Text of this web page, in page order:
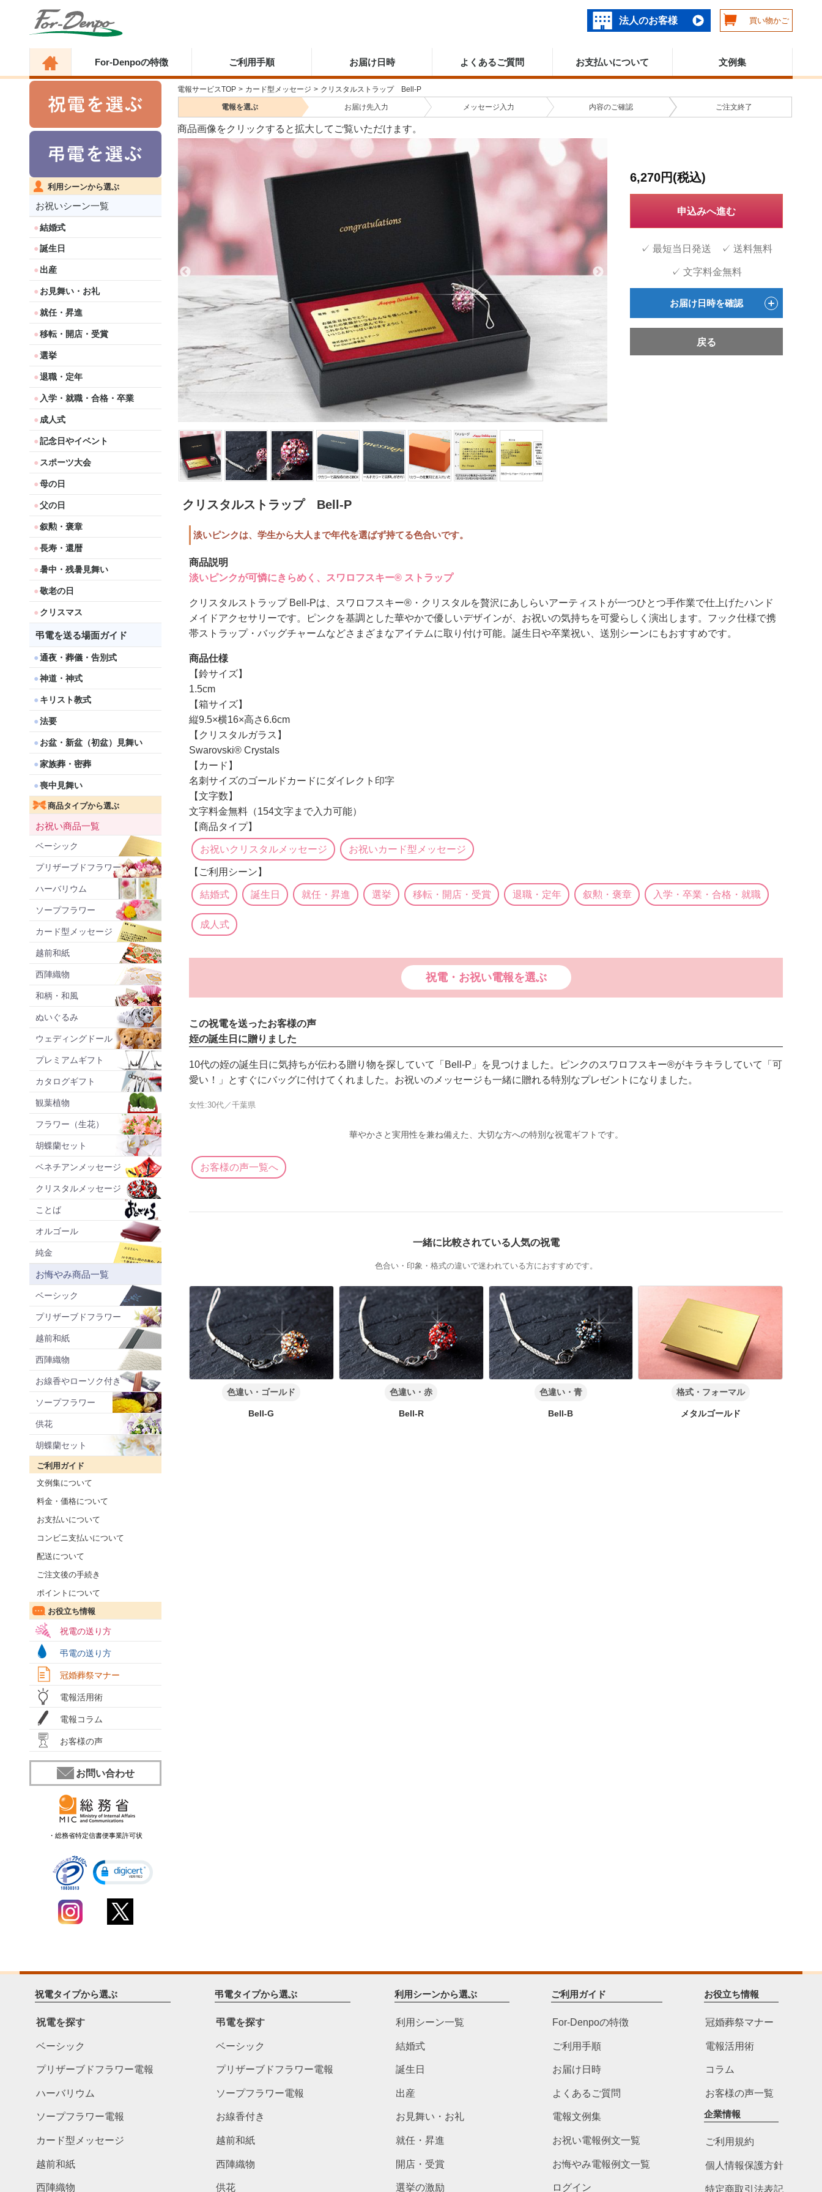
法人のお客様 買い物かご
For-Denpoの特徴 ご利用手順 お届け日時 よくあるご質問 お支払いについて 文例集
利用シーンから選ぶ
お祝いシーン一覧
結婚式
誕生日
出産
お見舞い・お礼
就任・昇進
移転・開店・受賞
選挙
退職・定年
入学・就職・合格・卒業
成人式
記念日やイベント
スポーツ大会
母の日
父の日
叙勲・褒章
長寿・還暦
暑中・残暑見舞い
敬老の日
クリスマス
弔電を送る場面ガイド
通夜・葬儀・告別式
神道・神式
キリスト教式
法要
お盆・新盆（初盆）見舞い
家族葬・密葬
喪中見舞い
商品タイプから選ぶ
お祝い商品一覧
ベーシック
プリザーブドフラワー
ハーバリウム
ソープフラワー
カード型メッセージ
越前和紙
西陣織物
和柄・和風
ぬいぐるみ
ウェディングドール
プレミアムギフト
カタログギフト
観葉植物
フラワー（生花）
胡蝶蘭セット
ベネチアンメッセージ
クリスタルメッセージ
ことば
オルゴール
純金
お悔やみ商品一覧
ベーシック
プリザーブドフラワー
越前和紙
西陣織物
お線香やローソク付き
ソープフラワー
供花
胡蝶蘭セット
ご利用ガイド
文例集について
料金・価格について
お支払いについて
コンビニ支払いについて
配送について
ご注文後の手続き
ポイントについて
お役立ち情報
祝電の送り方
弔電の送り方
冠婚葬祭マナー
電報活用術
電報コラム
お客様の声
お問い合わせ
・総務省特定信書便事業許可状
電報サービスTOP > カード型メッセージ > クリスタルストラップ Bell-P
電報を選ぶ お届け先入力 メッセージ 入力 内容の ご確認 ご注文終了
商品画像をクリックすると拡大してご覧いただけます。
クリスタルストラップ Bell-P
淡いピンクは、学生から大人まで年代を選ばず持てる色合いです。
商品説明
淡いピンクが可憐にきらめく、スワロフスキー® ストラップ
クリスタルストラップ Bell-Pは、スワロフスキー®・クリスタルを贅沢にあしらいアーティストが一つひとつ手作業で仕上げたハンド
メイドアクセサリーです。ピンクを基調とした華やかで優しいデザインが、お祝いの気持ちを可愛らしく演出します。フック仕様で携
帯ストラップ・バッグチャームなどさまざまなアイテムに取り付け可能。誕生日や卒業祝い、送別シーンにもおすすめです。
商品仕様
【鈴サイズ】
1.5cm
【箱サイズ】
縦9.5×横16×高さ6.6cm
【クリスタルガラス】
Swarovski® Crystals
【カード】
名刺サイズのゴールドカードにダイレクト印字
【文字数】
文字料金無料（154文字まで入力可能）
【商品タイプ】
お祝いクリスタルメッセージ お祝いカード型メッセージ
【ご利用シーン】
結婚式 誕生日 就任・昇進 選挙 移転・開店・受賞 退職・定年 叙勲・褒章 入学・卒業・合格・就職
成人式
祝電・お祝い電報を選ぶ
この祝電を送ったお客様の声
姪の誕生日に贈りました
10代の姪の誕生日に気持ちが伝わる贈り物を探していて「Bell-P」を見つけました。ピンクのスワロフスキー®がキラキラしていて「可
愛い！」とすぐにバッグに付けてくれました。お祝いのメッセージも一緒に贈れる特別なプレゼントになりました。
女性:30代／千葉県
華やかさと実用性を兼ね備えた、大切な方への特別な祝電ギフトです。
お客様の声一覧へ
一緒に比較されている人気の祝電
色合い・印象・格式の違いで迷われている方におすすめです。
色違い・ゴールド
Bell-G
色違い・赤
Bell-R
色違い・青
Bell-B
格式・フォーマル
メタルゴールド
6,270円(税込)
申込みへ進む
✓ 最短当日発送 ✓ 送料無料
✓ 文字料金無料
お届け日時を確認
戻る
祝電タイプから選ぶ
祝電を探す
ベーシック
プリザーブドフラワー電報
ハーバリウム
ソープフラワー電報
カード型メッセージ
越前和紙
西陣織物
弔電タイプから選ぶ
弔電を探す
ベーシック
プリザーブドフラワー電報
ソープフラワー電報
お線香付き
越前和紙
西陣織物
供花
利用シーンから選ぶ
利用シーン一覧
結婚式
誕生日
出産
お見舞い・お礼
就任・昇進
開店・受賞
選挙の激励
ご利用ガイド
For-Denpoの特徴
ご利用手順
お届け日時
よくあるご質問
電報文例集
お祝い電報例文一覧
お悔やみ電報例文一覧
ログイン
お役立ち情報
冠婚葬祭マナー
電報活用術
コラム
お客様の声一覧
企業情報
ご利用規約
個人情報保護方針
特定商取引法表記